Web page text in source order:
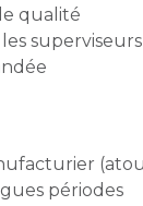
qualité
superviseurs
périodes